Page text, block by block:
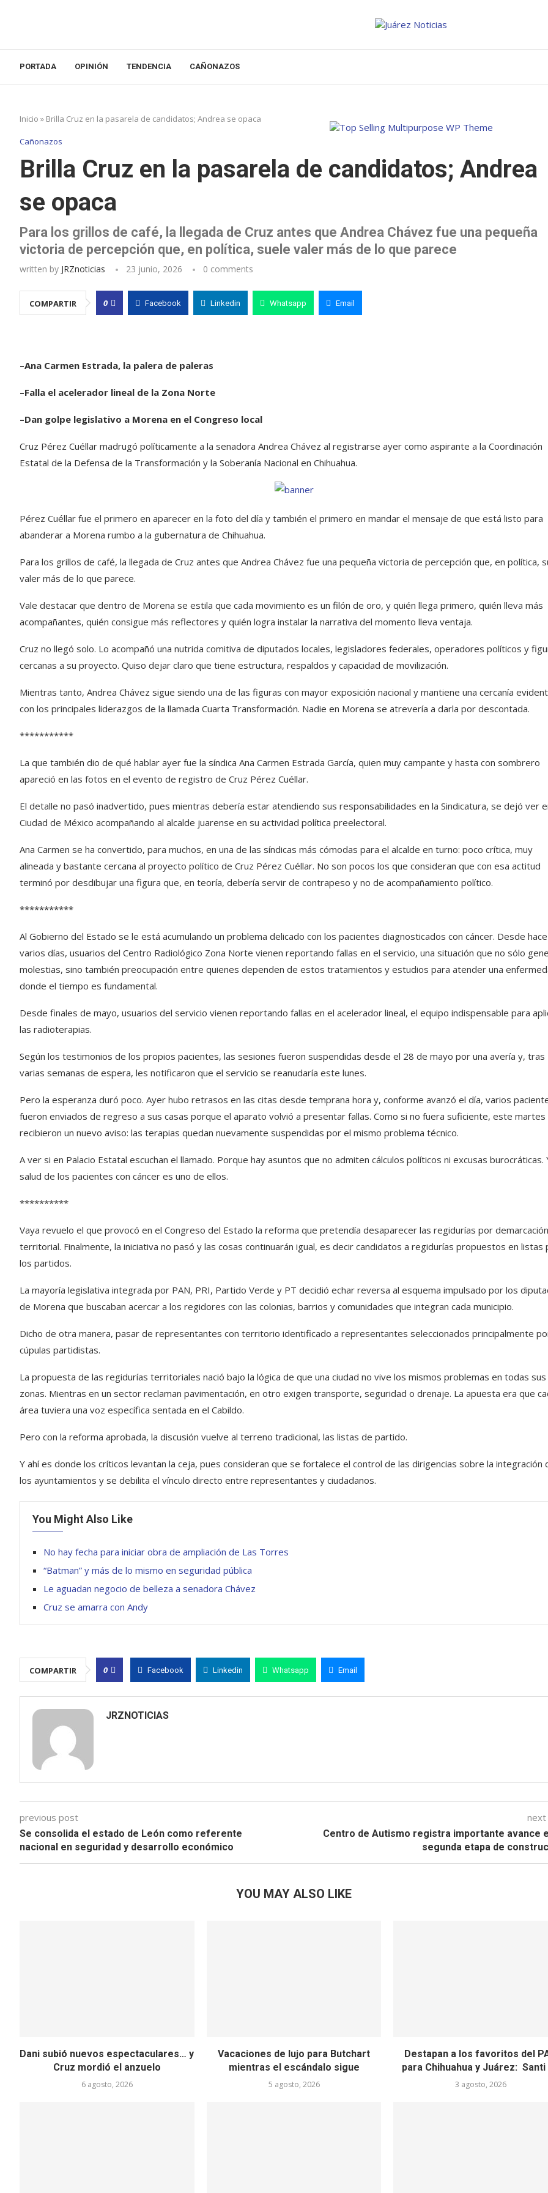
PORTADA OPINIÓN TENDENCIA CAÑONAZOS
Inicio » Brilla Cruz en la pasarela de candidatos; Andrea se opaca
Cañonazos
Brilla Cruz en la pasarela de candidatos; Andrea
se opaca
Para los grillos de café, la llegada de Cruz antes que Andrea Chávez fue una pequeña
victoria de percepción que, en política, suele valer más de lo que parece
written by JRZnoticias 23 junio, 2026 0 comments
COMPARTIR 0 Facebook Linkedin Whatsapp Email
–Ana Carmen Estrada, la palera de paleras
–Falla el acelerador lineal de la Zona Norte
–Dan golpe legislativo a Morena en el Congreso local
Cruz Pérez Cuéllar madrugó políticamente a la senadora Andrea Chávez al registrarse ayer como aspirante a la Coordinación
Estatal de la Defensa de la Transformación y la Soberanía Nacional en Chihuahua.
Pérez Cuéllar fue el primero en aparecer en la foto del día y también el primero en mandar el mensaje de que está listo para
abanderar a Morena rumbo a la gubernatura de Chihuahua.
Para los grillos de café, la llegada de Cruz antes que Andrea Chávez fue una pequeña victoria de percepción que, en política,
valer más de lo que parece.
Vale destacar que dentro de Morena se estila que cada movimiento es un filón de oro, y quién llega primero, quién lleva más
acompañantes, quién consigue más reflectores y quién logra instalar la narrativa del momento lleva ventaja.
Cruz no llegó solo. Lo acompañó una nutrida comitiva de diputados locales, legisladores federales, operadores políticos y
cercanas a su proyecto. Quiso dejar claro que tiene estructura, respaldos y capacidad de movilización.
Mientras tanto, Andrea Chávez sigue siendo una de las figuras con mayor exposición nacional y mantiene una cercanía
con los principales liderazgos de la llamada Cuarta Transformación. Nadie en Morena se atrevería a darla por descontada.
***********
La que también dio de qué hablar ayer fue la síndica Ana Carmen Estrada García, quien muy campante y hasta con sombrero
apareció en las fotos en el evento de registro de Cruz Pérez Cuéllar.
El detalle no pasó inadvertido, pues mientras debería estar atendiendo sus responsabilidades en la Sindicatura, se dejó ver
Ciudad de México acompañando al alcalde juarense en su actividad política preelectoral.
Ana Carmen se ha convertido, para muchos, en una de las síndicas más cómodas para el alcalde en turno: poco crítica, muy
alineada y bastante cercana al proyecto político de Cruz Pérez Cuéllar. No son pocos los que consideran que con esa actitud
terminó por desdibujar una figura que, en teoría, debería servir de contrapeso y no de acompañamiento político.
***********
Al Gobierno del Estado se le está acumulando un problema delicado con los pacientes diagnosticados con cáncer. Desde hace
varios días, usuarios del Centro Radiológico Zona Norte vienen reportando fallas en el servicio, una situación que no sólo
molestias, sino también preocupación entre quienes dependen de estos tratamientos y estudios para atender una
donde el tiempo es fundamental.
Desde finales de mayo, usuarios del servicio vienen reportando fallas en el acelerador lineal, el equipo indispensable para
las radioterapias.
Según los testimonios de los propios pacientes, las sesiones fueron suspendidas desde el 28 de mayo por una avería y, tras
varias semanas de espera, les notificaron que el servicio se reanudaría este lunes.
Pero la esperanza duró poco. Ayer hubo retrasos en las citas desde temprana hora y, conforme avanzó el día, varios
fueron enviados de regreso a sus casas porque el aparato volvió a presentar fallas. Como si no fuera suficiente, este martes
recibieron un nuevo aviso: las terapias quedan nuevamente suspendidas por el mismo problema técnico.
A ver si en Palacio Estatal escuchan el llamado. Porque hay asuntos que no admiten cálculos políticos ni excusas burocráticas.
salud de los pacientes con cáncer es uno de ellos.
**********
Vaya revuelo el que provocó en el Congreso del Estado la reforma que pretendía desaparecer las regidurías por demarcación
territorial. Finalmente, la iniciativa no pasó y las cosas continuarán igual, es decir candidatos a regidurías propuestos en listas
los partidos.
La mayoría legislativa integrada por PAN, PRI, Partido Verde y PT decidió echar reversa al esquema impulsado por los
de Morena que buscaban acercar a los regidores con las colonias, barrios y comunidades que integran cada municipio.
Dicho de otra manera, pasar de representantes con territorio identificado a representantes seleccionados principalmente
cúpulas partidistas.
La propuesta de las regidurías territoriales nació bajo la lógica de que una ciudad no vive los mismos problemas en todas sus
zonas. Mientras en un sector reclaman pavimentación, en otro exigen transporte, seguridad o drenaje. La apuesta era que
área tuviera una voz específica sentada en el Cabildo.
Pero con la reforma aprobada, la discusión vuelve al terreno tradicional, las listas de partido.
Y ahí es donde los críticos levantan la ceja, pues consideran que se fortalece el control de las dirigencias sobre la integración
los ayuntamientos y se debilita el vínculo directo entre representantes y ciudadanos.
You Might Also Like
No hay fecha para iniciar obra de ampliación de Las Torres
“Batman” y más de lo mismo en seguridad pública
Le aguadan negocio de belleza a senadora Chávez
Cruz se amarra con Andy
COMPARTIR 0 Facebook Linkedin Whatsapp Email
JRZNOTICIAS
previous post
Se consolida el estado de León como referente
nacional en seguridad y desarrollo económico
Centro de Autismo registra importante avance
segunda etapa de
YOU MAY ALSO LIKE
Dani subió nuevos espectaculares… y
Cruz mordió el anzuelo
6 agosto, 2026
Vacaciones de lujo para Butchart
mientras el escándalo sigue
5 agosto, 2026
Destapan a los favoritos del
para Chihuahua y Juárez: Santi
3 agosto, 2026